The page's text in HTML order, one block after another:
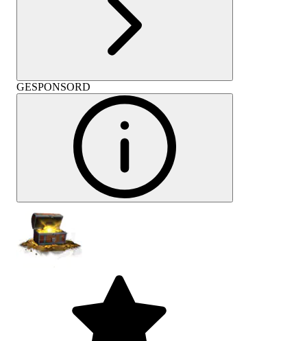
GESPONSORD